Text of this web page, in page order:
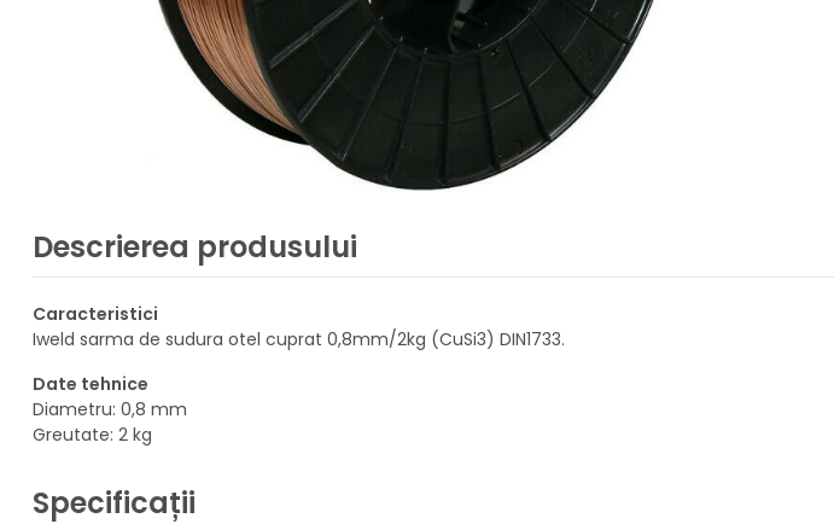
Descrierea produsului
Caracteristici
Iweld sarma de sudura otel cuprat 0,8mm/2kg (CuSi3) DIN1733.
Date tehnice
Diametru: 0,8 mm
Greutate: 2 kg
Specificații